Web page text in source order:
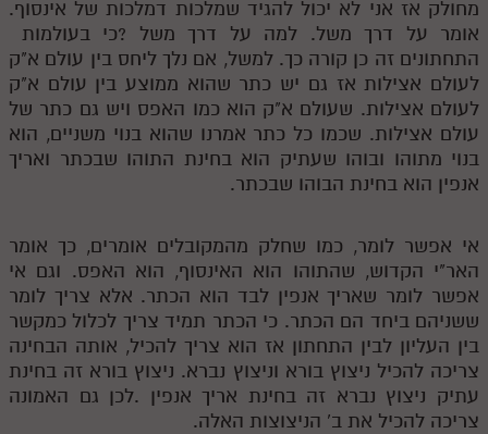
מחולק אז אני לא יכול להגיד שמלכות דמלכות של אינסוף.
אומר על דרך משל. למה על דרך משל ?כי בעולמות
התחתונים זה כן קורה כך. למשל, אם נלך ליחס בין עולם א"ק
לעולם אצילות אז גם יש כתר שהוא ממוצע בין עולם א"ק
לעולם אצילות. שעולם א"ק הוא כמו האפס ויש גם כתר של
עולם אצילות. שכמו כל כתר אמרנו שהוא בנוי משניים, הוא
בנוי מתוהו ובוהו שעתיק הוא בחינת התוהו שבכתר ואריך
אנפין הוא בחינת הבוהו שבכתר.
אי אפשר לומר, כמו שחלק מהמקובלים אומרים, כך אומר
האר"י הקדוש, שהתוהו הוא האינסוף, הוא האפס. וגם אי
אפשר לומר שאריך אנפין לבד הוא הכתר. אלא צריך לומר
ששניהם ביחד הם הכתר. כי הכתר תמיד צריך לכלול כמקשר
בין העליון לבין התחתון אז הוא צריך להכיל, אותה הבחינה
צריכה להכיל ניצוץ בורא וניצוץ נברא. ניצוץ בורא זה בחינת
עתיק ניצוץ נברא זה בחינת אריך אנפין .לכן גם האמונה
צריכה להכיל את ב' הניצוצות האלה.